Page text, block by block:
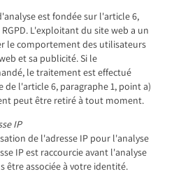
est fondée sur l'article 6,
L'exploitant du site web a un
le comportement des utilisateurs
et sa publicité. Si le
le traitement est effectué
de l'article 6, paragraphe 1, point a)
peut être retiré à tout moment.
IP
de l'adresse IP pour l'analyse
IP est raccourcie avant l'analyse
être associée à votre identité.